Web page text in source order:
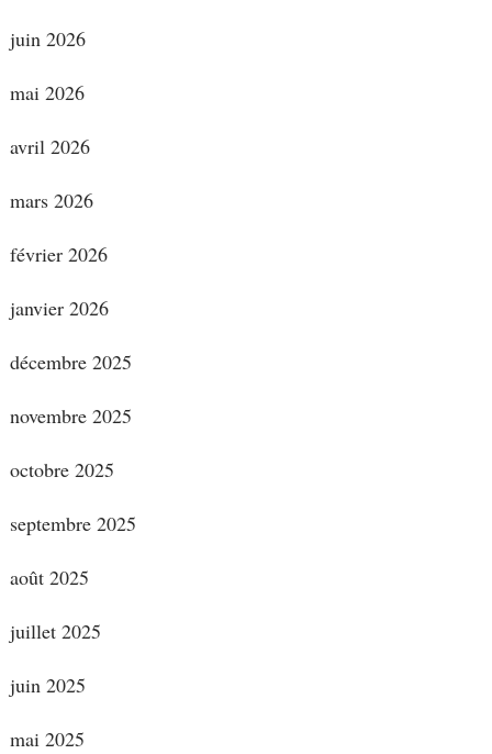
juin 2026
mai 2026
avril 2026
mars 2026
février 2026
janvier 2026
décembre 2025
novembre 2025
octobre 2025
septembre 2025
août 2025
juillet 2025
juin 2025
mai 2025